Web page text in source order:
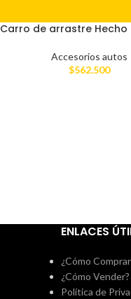
Carro de arrastre Hecho
Accesorios autos
$562.500
ENLACES
¿Cómo
¿Cómo Vender?
Política de